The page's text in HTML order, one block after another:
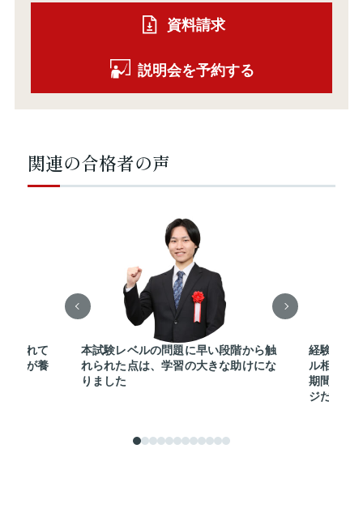
資料請求
説明会を予約する
関連の合格者の声
られて
力が養
本試験レベルの問題に早い段階から触
れられた点は、学習の大きな助けにな
りました
経験豊富
ル相談に
期間全体
ジだと思